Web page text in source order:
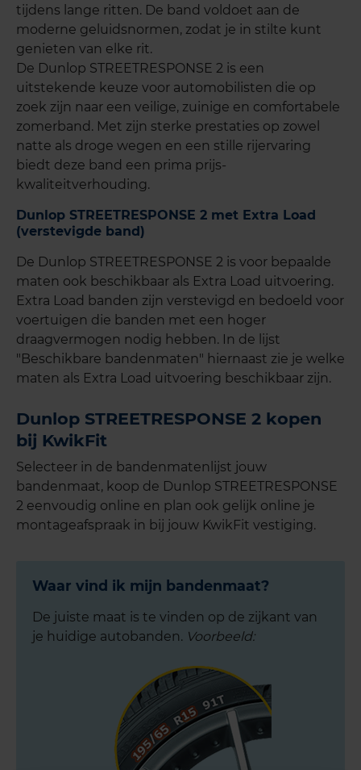
tijdens lange ritten. De band voldoet aan de
moderne geluidsnormen, zodat je in stilte kunt
genieten van elke rit.
De Dunlop STREETRESPONSE 2 is een
uitstekende keuze voor automobilisten die op
zoek zijn naar een veilige, zuinige en comfortabele
zomerband. Met zijn sterke prestaties op zowel
natte als droge wegen en een stille rijervaring
biedt deze band een prima prijs-
kwaliteitverhouding.
Dunlop STREETRESPONSE 2 met Extra Load
(verstevigde band)
De Dunlop STREETRESPONSE 2 is voor bepaalde
maten ook beschikbaar als Extra Load uitvoering.
Extra Load banden zijn verstevigd en bedoeld voor
voertuigen die banden met een hoger
draagvermogen nodig hebben. In de lijst
"Beschikbare bandenmaten" hiernaast zie je welke
maten als Extra Load uitvoering beschikbaar zijn.
Dunlop STREETRESPONSE 2 kopen
bij KwikFit
Selecteer in de bandenmatenlijst jouw
bandenmaat, koop de Dunlop STREETRESPONSE
2 eenvoudig online en plan ook gelijk online je
montageafspraak in bij jouw KwikFit vestiging.
Waar vind ik mijn bandenmaat?
De juiste maat is te vinden op de zijkant van
je huidige autobanden. Voorbeeld: